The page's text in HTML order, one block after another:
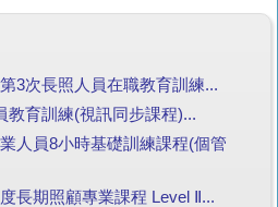
3次長照人員在職教育訓練...
教育訓練(視訊同步課程)...
人員8小時基礎訓練課程(個管
長期照顧專業課程 Level Ⅱ...